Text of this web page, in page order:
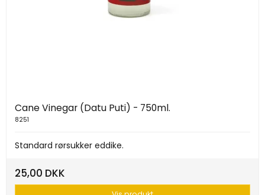
Cane Vinegar (Datu Puti) - 750ml.
8251
Standard rørsukker eddike.
25,00 DKK